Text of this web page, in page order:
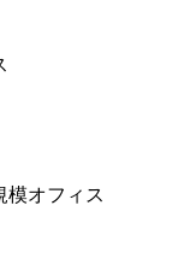
模オフィス